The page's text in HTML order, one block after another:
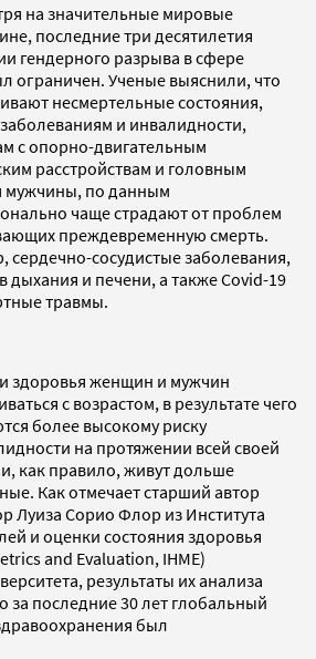
на значительные мировые
последние три десятилетия
гендерного разрыва в сфере
ограничен. Ученые выяснили, что
несмертельные состояния,
и инвалидности,
с опорно-двигательным
расстройствам и головным
мужчины, по данным
чаще страдают от проблем
преждевременную смерть.
сердечно-сосудистые заболевания,
дыхания и печени, а также Covid-19
травмы.
здоровья женщин и мужчин
с возрастом, в результате чего
более высокому риску
на протяжении всей своей
как правило, живут дольше
Как отмечает старший автор
Луиза Сорио Флор из Института
и оценки состояния здоровья
and Evaluation, IHME)
результаты их анализа
за последние 30 лет глобальный
был